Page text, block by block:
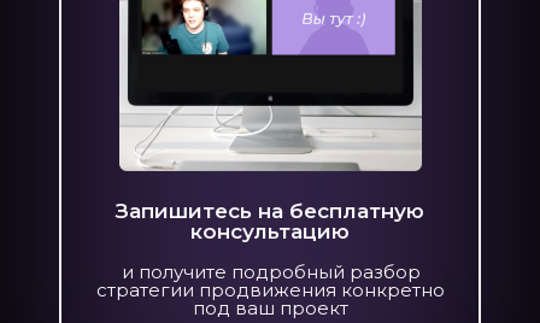
Запишитесь на бесплатную
консультацию
и получите подробный разбор
стратегии продвижения конкретно
под ваш проект